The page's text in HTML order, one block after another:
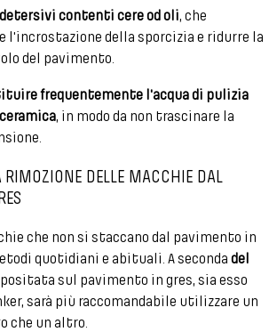
contenti cere od oli, che
l'incrostazione della sporcizia e ridurre la
del pavimento.
frequentemente l'acqua di pulizia
, in modo da non trascinare la
RIMOZIONE DELLE MACCHIE DAL
che non si staccano dal pavimento in
quotidiani e abituali. A seconda del
sul pavimento in gres, sia esso
sarà più raccomandabile utilizzare un
un altro.